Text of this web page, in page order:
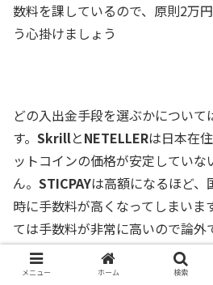
数料を課しているので、原則2万
う心掛けましょう
どの入出金手段を選ぶかについ
す。 SkrillとNETELLERは日本在
ットコインの価格が安定してい
ん。 STICPAYは高額になるほど、
時に手数料が高くなってしまいま
ては手数料が非常に高いので論外
メニュー ホーム 検索